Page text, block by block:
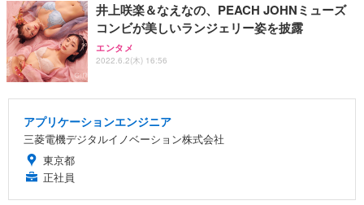
井上咲楽＆なえなの、PEACH JOHNミューズ
コンビが美しいランジェリー姿を披露
エンタメ
2022.6.2(木) 16:56
アプリケーションエンジニア
三菱電機デジタルイノベーション株式会社
東京都
正社員